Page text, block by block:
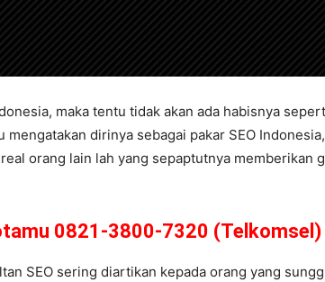
maka tentu tidak akan ada habisnya
mengatakan dirinya sebagai pakar SEO
orang lain lah yang sepaptutnya memberikan
0821-3800-7320 (Telkomsel)
SEO sering diartikan kepada orang yang